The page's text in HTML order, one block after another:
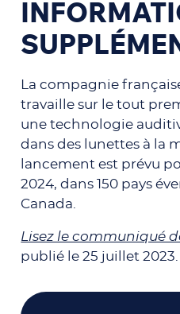
La compagnie
travaille sur le tout
une technologie
dans des lunettes à la
lancement est prévu
2024, dans 150 pays
Canada.
Lisez le communiqué
publié le 25 juillet 2023.